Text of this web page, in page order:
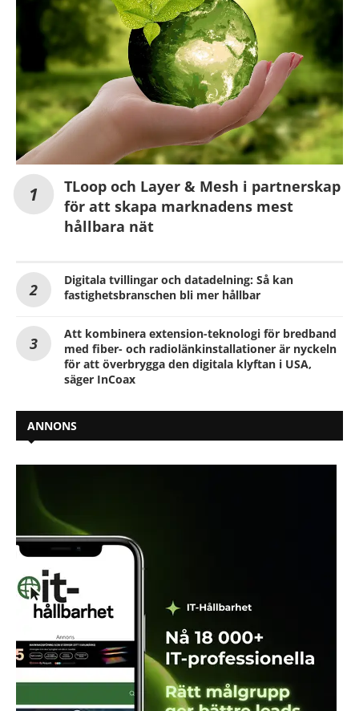
TLoop och Layer & Mesh i partnerskap
för att skapa marknadens mest
hållbara nät
Digitala tvillingar och datadelning: Så kan
fastighetsbranschen bli mer hållbar
Att kombinera extension-teknologi för bredband
med fiber- och radiolänkinstallationer är nyckeln
för att överbrygga den digitala klyftan i USA,
säger InCoax
ANNONS